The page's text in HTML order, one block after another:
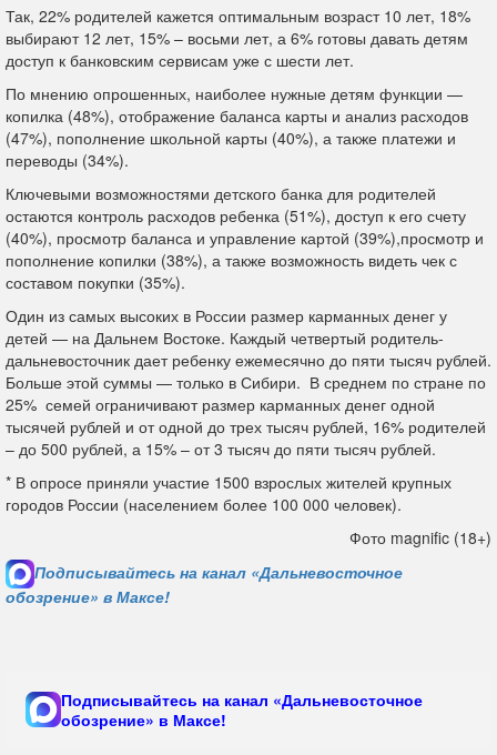
Так, 22% родителей кажется оптимальным возраст 10 лет, 18%
выбирают 12 лет, 15% – восьми лет, а 6% готовы давать детям
доступ к банковским сервисам уже с шести лет.
По мнению опрошенных, наиболее нужные детям функции —
копилка (48%), отображение баланса карты и анализ расходов
(47%), пополнение школьной карты (40%), а также платежи и
переводы (34%).
Ключевыми возможностями детского банка для родителей
остаются контроль расходов ребенка (51%), доступ к его счету
(40%), просмотр баланса и управление картой (39%),просмотр и
пополнение копилки (38%), а также возможность видеть чек с
составом покупки (35%).
Один из самых высоких в России размер карманных денег у
детей — на Дальнем Востоке. Каждый четвертый родитель-
дальневосточник дает ребенку ежемесячно до пяти тысяч рублей.
Больше этой суммы — только в Сибири. В среднем по стране по
25% семей ограничивают размер карманных денег одной
тысячей рублей и от одной до трех тысяч рублей, 16% родителей
– до 500 рублей, а 15% – от 3 тысяч до пяти тысяч рублей.
* В опросе приняли участие 1500 взрослых жителей крупных
городов России (населением более 100 000 человек).
Фото magnific (18+)
Подписывайтесь на канал «Дальневосточное
обозрение» в Максе!
Подписывайтесь на канал «Дальневосточное
обозрение» в Максе!